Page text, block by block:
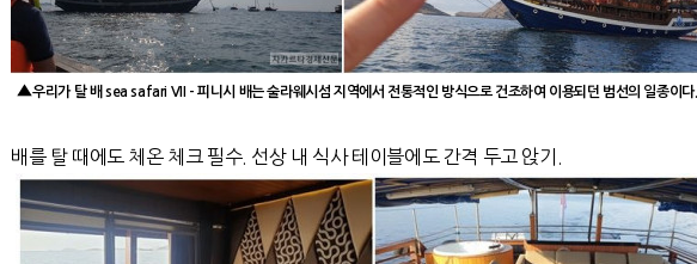
▲우리가 탈 배 sea safari VII - 피니시 배는 술라웨시섬 지역에서 전통적인 방식으로 건조하여 이용되던 범선의 일종이다.
배를 탈 때에도 체온 체크 필수. 선상 내 식사 테이블에도 간격 두고 앉기.